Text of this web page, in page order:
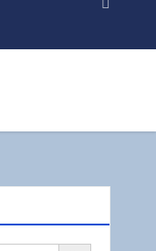
Search Button